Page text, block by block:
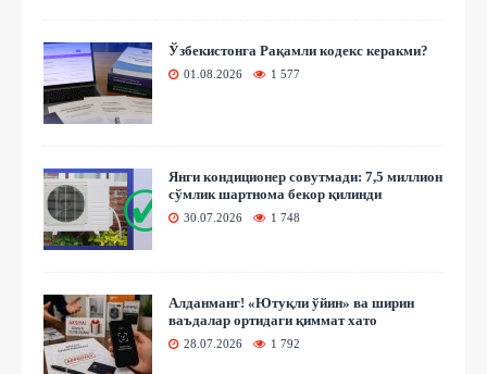
Ўзбекистонга Рақамли кодекс керакми?
01.08.2026 1 577
Янги кондиционер совутмади: 7,5 миллион
сўмлик шартнома бекор қилинди
30.07.2026 1 748
Алданманг! «Ютуқли ўйин» ва ширин
ваъдалар ортидаги қиммат хато
28.07.2026 1 792